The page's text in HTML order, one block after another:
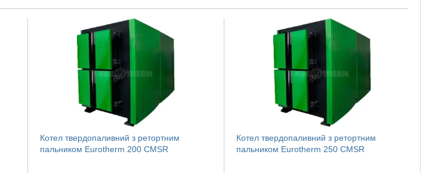
Котел твердопаливний з ретортним
пальником Eurotherm 200 CMSR
Котел твердопаливний з ретортним
пальником Eurotherm 250 CMSR